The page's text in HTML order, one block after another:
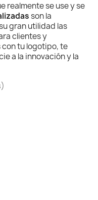
realmente se use y se
son la
gran utilidad las
clientes y
tu logotipo, te
a la innovación y la